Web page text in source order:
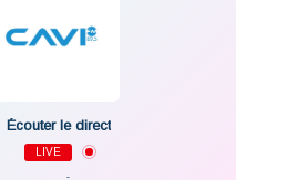
Écouter le direct
LIVE